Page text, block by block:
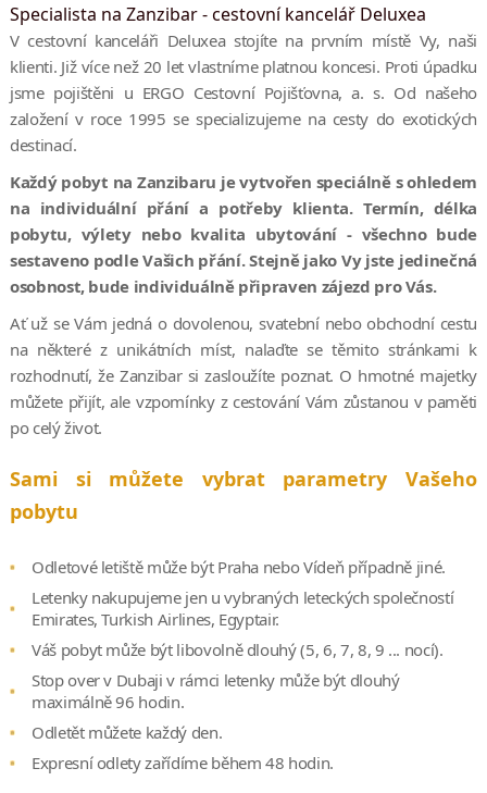
Specialista na Zanzibar - cestovní kancelář Deluxea
V cestovní kanceláři Deluxea stojíte na prvním místě Vy, naši
klienti. Již více než 20 let vlastníme platnou koncesi. Proti úpadku
jsme pojištěni u ERGO Cestovní Pojišťovna, a. s. Od našeho
založení v roce 1995 se specializujeme na cesty do exotických
destinací.
Každý pobyt na Zanzibaru je vytvořen speciálně s ohledem
na individuální přání a potřeby klienta. Termín, délka
pobytu, výlety nebo kvalita ubytování - všechno bude
sestaveno podle Vašich přání. Stejně jako Vy jste jedinečná
osobnost, bude individuálně připraven zájezd pro Vás.
Ať už se Vám jedná o dovolenou, svatební nebo obchodní cestu
na některé z unikátních míst, nalaďte se těmito stránkami k
rozhodnutí, že Zanzibar si zasloužíte poznat. O hmotné majetky
můžete přijít, ale vzpomínky z cestování Vám zůstanou v paměti
po celý život.
Sami si můžete vybrat parametry Vašeho
pobytu
Odletové letiště může být Praha nebo Vídeň případně jiné.
Letenky nakupujeme jen u vybraných leteckých společností
Emirates, Turkish Airlines, Egyptair.
Váš pobyt může být libovolně dlouhý (5, 6, 7, 8, 9 ... nocí).
Stop over v Dubaji v rámci letenky může být dlouhý
maximálně 96 hodin.
Odletět můžete každý den.
Expresní odlety zařídíme během 48 hodin.